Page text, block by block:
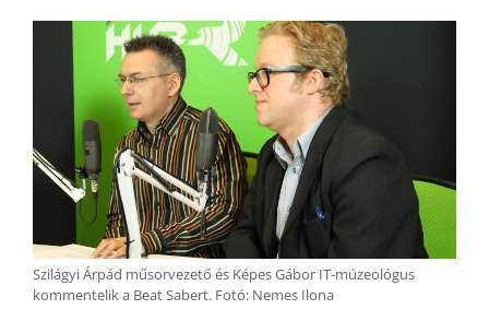
Szilágyi Árpád műsorvezető és Képes Gábor IT-múzeológus
kommentelik a Beat Sabert. Fotó: Nemes Ilona